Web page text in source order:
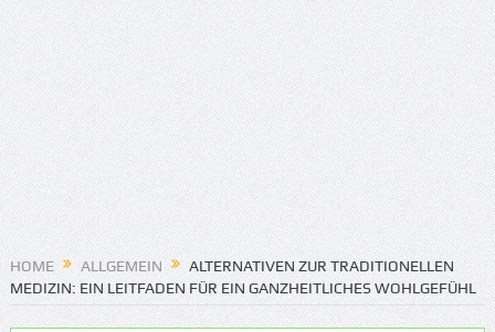
HOME ALLGEMEIN
ALTERNATIVEN ZUR TRADITIONELLEN
MEDIZIN: EIN LEITFADEN FÜR EIN GANZHEITLICHES WOHLGEFÜHL